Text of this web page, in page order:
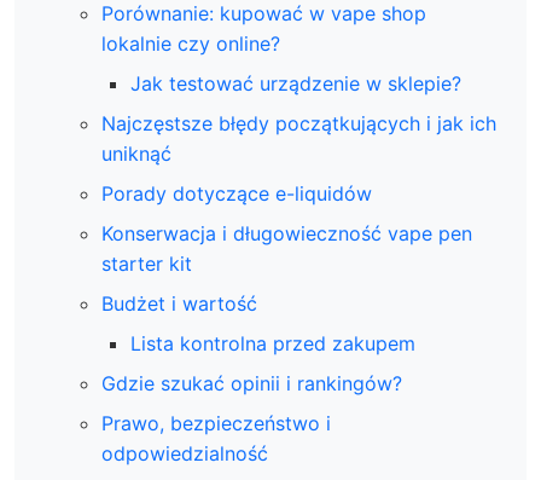
Porównanie: kupować w vape shop
lokalnie czy online?
Jak testować urządzenie w sklepie?
Najczęstsze błędy początkujących i jak ich
uniknąć
Porady dotyczące e-liquidów
Konserwacja i długowieczność vape pen
starter kit
Budżet i wartość
Lista kontrolna przed zakupem
Gdzie szukać opinii i rankingów?
Prawo, bezpieczeństwo i
odpowiedzialność